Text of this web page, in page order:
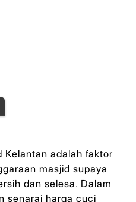
Kelantan adalah faktor
masjid supaya
dan selesa. Dalam
senarai harga cuci